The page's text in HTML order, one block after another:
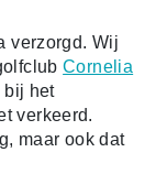
verzorgd. Wij
Cornelia
bij het
verkeerd.
maar ook dat